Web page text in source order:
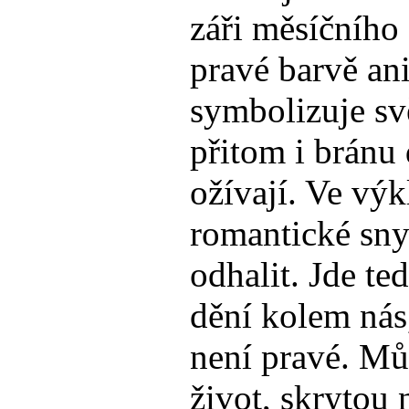
záři
pravé barvě
symbolizuje
přitom i bránu
ožívají. Ve
romantické
odhalit. Jde
dění kolem
není pravé.
život, skrytou